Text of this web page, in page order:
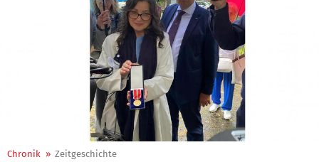
Chronik » Zeitgeschichte